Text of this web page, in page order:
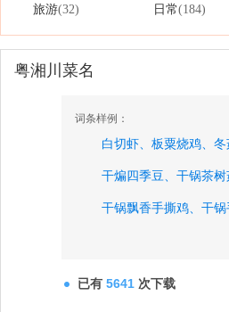
旅游(32) 日常(184)
粤湘川菜名
词条样例：
白切虾、 板粟烧鸡、 冬
干煸四季豆、 干锅茶树
干锅飘香手撕鸡、 干锅
已有 5641 次下载